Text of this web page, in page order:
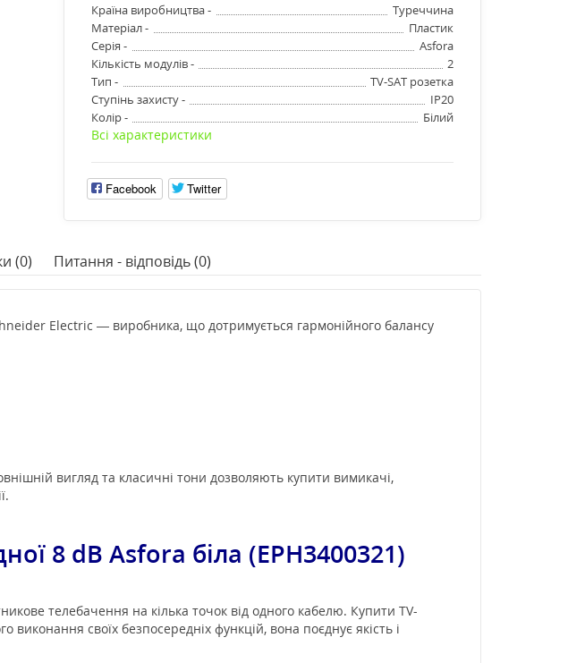
Країна виробництва -
Туреччина
Матеріал -
Пластик
Серія -
Asfora
Кількість модулів -
2
Тип -
TV-SAT розетка
Ступінь захисту -
IP20
Колір -
Білий
Всі характеристики
Facebook Twitter
(0) Питання - відповідь (0)
Electric — виробника, що дотримується гармонійного балансу
вигляд та класичні тони дозволяють купити вимикачі,
8 dB Asfora біла (EPH3400321)
телебачення на кілька точок від одного кабелю. Купити TV-
своїх безпосередніх функцій, вона поєднує якість і